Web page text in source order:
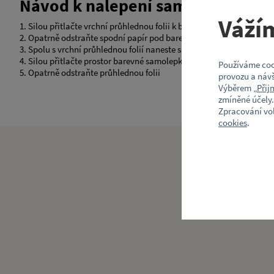
Návod k nalepení samolepky
1. Silou přitlačte vrchní průhlednou folii k barevné samolepce
2. Opatrně odstraňte spodní papír pod barevnou samolepkou
3. Spolu s vrchní průhlednou folií naneste samolepku na určené
4. Silou přitlačte prostor barevné samolepky k podkladu
5. Opatrně odstraňte průhlednou folii
Používáme
provozu a
Výběrem „
zmíněné
Zpracování
cookies.